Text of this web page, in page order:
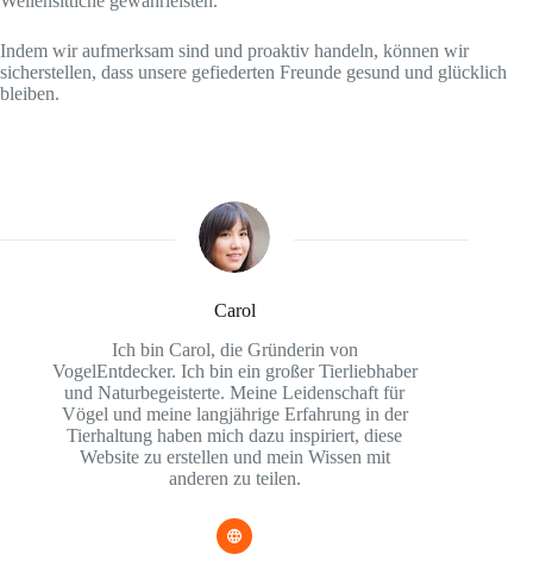
Indem wir aufmerksam sind und proaktiv handeln, können wir
sicherstellen, dass unsere gefiederten Freunde gesund und glücklich
bleiben.
Carol
Ich bin Carol, die Gründerin von
VogelEntdecker. Ich bin ein großer Tierliebhaber
und Naturbegeisterte. Meine Leidenschaft für
Vögel und meine langjährige Erfahrung in der
Tierhaltung haben mich dazu inspiriert, diese
Website zu erstellen und mein Wissen mit
anderen zu teilen.